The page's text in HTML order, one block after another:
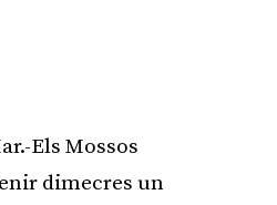
Els Mossos
dimecres un